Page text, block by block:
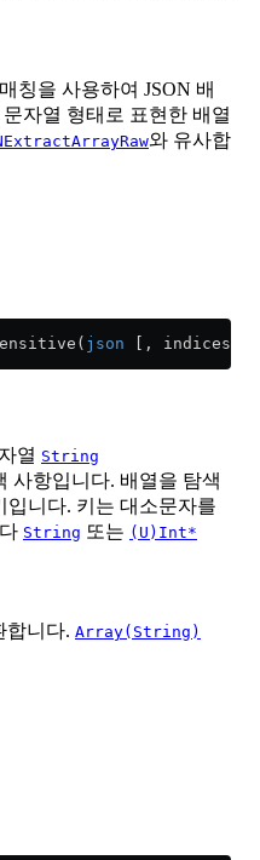
칭을 사용하여 JSON 배
자열 형태로 표현한 배열
와 유사합
json [,
열 String
사항입니다. 배열을 탐색
입니다. 키는 대소문자를
String 또는 (U)Int*
합니다. Array(String)